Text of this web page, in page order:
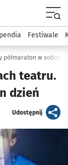
Kultura
Festiwale
półmaraton w sobotę
teatru.
dzień
Udostępnijartykuł